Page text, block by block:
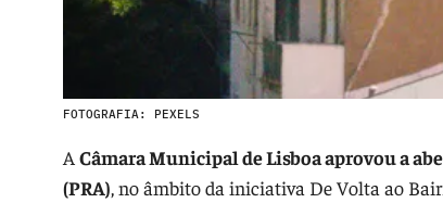
FOTOGRAFIA: PEXELS
ACâmara Municipal de Lisboa aprovou a
(PRA) , no âmbito da iniciativa De Volta ao